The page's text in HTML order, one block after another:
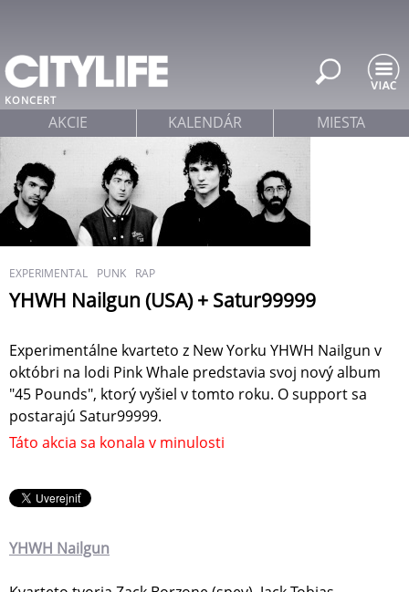
KONCERT
EXPERIMENTAL PUNK RAP
YHWH Nailgun (USA) + Satur99999
Experimentálne kvarteto z New Yorku YHWH Nailgun v
októbri na lodi Pink Whale predstavia svoj nový album
"45 Pounds", ktorý vyšiel v tomto roku. O support sa
postarajú Satur99999.
Táto akcia sa konala v minulosti
YHWH Nailgun
AKCIE KALENDÁR MIESTA